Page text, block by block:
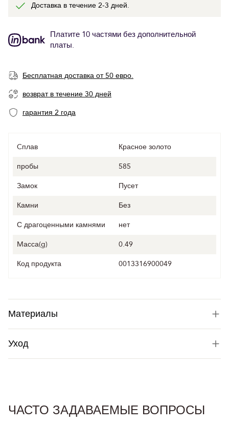
Доставка в течение 2-3 дней.
Платите 10 частями без дополнительной
платы.
Бесплатная доставка от 50 евро.
возврат в течение 30 дней
гарантия 2 года
Cплав
Красное золото
пробы
585
Замок
Пусет
Камни
Без
С драгоценными камнями
нет
Mасса(g)
0.49
Код продукта
0013316900049
Материалы
Уход
ЧАСТО ЗАДАВАЕМЫЕ ВОПРОСЫ